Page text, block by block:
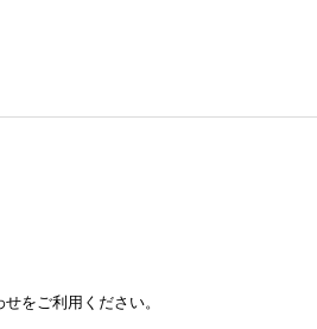
をご利用ください。